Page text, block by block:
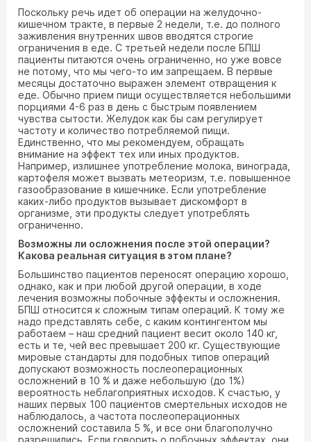
Поскольку речь идет об операции на желудочно-
кишечном тракте, в первые 2 недели, т.е. до полного
заживления внутренних швов вводятся строгие
ограничения в еде. С третьей недели после БПШ
пациенты питаются очень ограниченно, но уже вовсе
не потому, что мы чего-то им запрещаем. В первые
месяцы достаточно выражен элемент отвращения к
еде. Обычно прием пищи осуществляется небольшими
порциями 4-6 раз в день с быстрым появлением
чувства сытости. Желудок как бы сам регулирует
частоту и количество потребляемой пищи.
Единственно, что мы рекомендуем, обращать
внимание на эффект тех или иных продуктов.
Например, излишнее употребление молока, винограда,
картофеля может вызвать метеоризм, т.е. повышенное
газообразование в кишечнике. Если употребление
каких-либо продуктов вызывает дискомфорт в
организме, эти продукты следует употреблять
ограниченно.
Возможны ли осложнения после этой операции?
Какова реальная ситуация в этом плане?
Большинство пациентов переносят операцию хорошо,
однако, как и при любой другой операции, в ходе
лечения возможны побочные эффекты и осложнения.
БПШ относится к сложным типам операций. К тому же
надо представлять себе, с каким контингентом мы
работаем – наш средний пациент весит около 140 кг,
есть и те, чей вес превышает 200 кг. Существующие
мировые стандарты для подобных типов операций
допускают возможность послеоперационных
осложнений в 10 % и даже небольшую (до 1%)
вероятность неблагоприятных исходов. К счастью, у
наших первых 100 пациентов смертельных исходов не
наблюдалось, а частота послеоперационных
осложнений составила 5 %, и все они благополучно
разрешились. Если говорить о побочных эффектах, они